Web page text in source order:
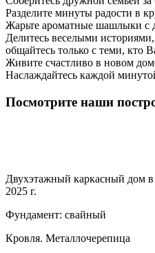
Разделите минуты радости в
Жарьте ароматные шашлыки с
Делитесь веселыми
общайтесь только с теми, кто
Живите счастливо в новом
Наслаждайтесь каждой
Посмотрите наши
Двухэтажный каркасный дом в
2025 г.
Фундамент: свайный
Кровля. Металлочерепица